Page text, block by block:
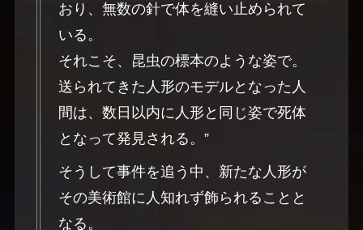
おり、無数の針で体を縫い止められて
いる。
それこそ、昆虫の標本のような姿で。
送られてきた人形のモデルとなった人
間は、数日以内に人形と同じ姿で死体
となって発見される。”
そうして事件を追う中、新たな人形が
その美術館に人知れず飾られることと
なる。